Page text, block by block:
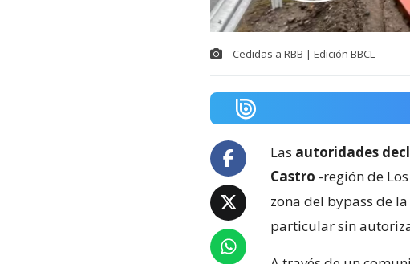
Cedidas a RBB | Edición BBCL
Las autoridades
Castro -región de
zona del bypass de
particular sin